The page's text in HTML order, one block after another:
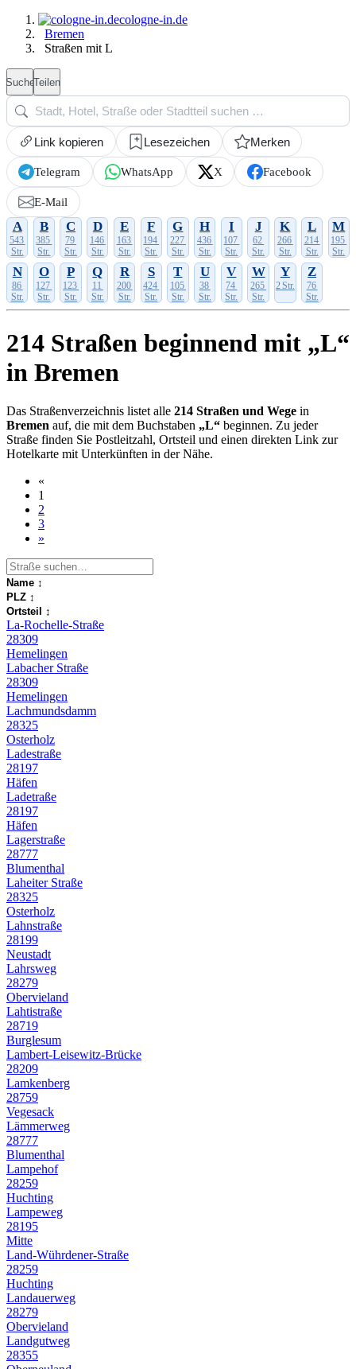
cologne-in.de
Bremen
Straßen mit L
SucheTeilen
Link kopieren Lesezeichen Merken
Telegram WhatsApp X Facebook
E-Mail
A
543
Str.
B
385
Str.
C
79
Str.
D
146
Str.
E
163
Str.
F
194
Str.
G
227
Str.
H
436
Str.
I
107
Str.
J
62
Str.
K
266
Str.
L
214
Str.
M
195
Str.
N
86
Str.
O
127
Str.
P
123
Str.
Q
11
Str.
R
200
Str.
S
424
Str.
T
105
Str.
U
38
Str.
V
74
Str.
W
265
Str.
Y
2 Str.
Z
76
Str.
214 Straßen beginnend mit „L“
in Bremen
Das Straßenverzeichnis listet alle 214 Straßen und Wege in
Bremen auf, die mit dem Buchstaben „L“ beginnen. Zu jeder
Straße finden Sie Postleitzahl, Ortsteil und einen direkten Link zur
Hotelkarte mit Unterkünften in der Nähe.
«
1
2
3
»
Name ↕
PLZ ↕
Ortsteil ↕
La-Rochelle-Straße
28309
Hemelingen
Labacher Straße
28309
Hemelingen
Lachmundsdamm
28325
Osterholz
Ladestraße
28197
Häfen
Ladetraße
28197
Häfen
Lagerstraße
28777
Blumenthal
Laheiter Straße
28325
Osterholz
Lahnstraße
28199
Neustadt
Lahrsweg
28279
Obervieland
Lahtistraße
28719
Burglesum
Lambert-Leisewitz-Brücke
28209
Lamkenberg
28759
Vegesack
Lämmerweg
28777
Blumenthal
Lampehof
28259
Huchting
Lampeweg
28195
Mitte
Land-Wührdener-Straße
28259
Huchting
Landauerweg
28279
Obervieland
Landgutweg
28355